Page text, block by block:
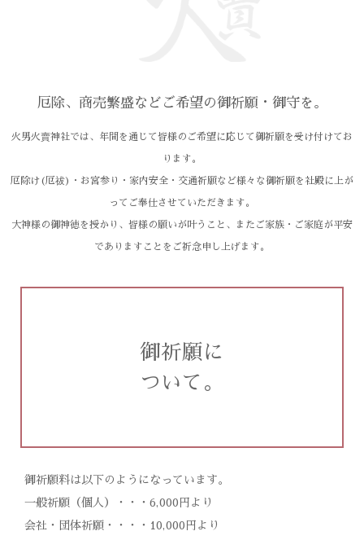
厄除、商売繁盛などご希望の御祈願・御守を。
火男火賣神社では、年間を通じて皆様のご希望に応じて御祈願を受け付けてお
ります。
厄除け(厄祓)・お宮参り・家内安全・交通祈願など様々な御祈願を社殿に上が
ってご奉仕させていただきます。
大神様の御神徳を授かり、皆様の願いが叶うこと、またご家族・ご家庭が平安
でありますことをご祈念申し上げます。
御祈願に
ついて。
御祈願料は以下のようになっています。
一般祈願（個人）・・・6,000円より
会社・団体祈願・・・・10,000円より